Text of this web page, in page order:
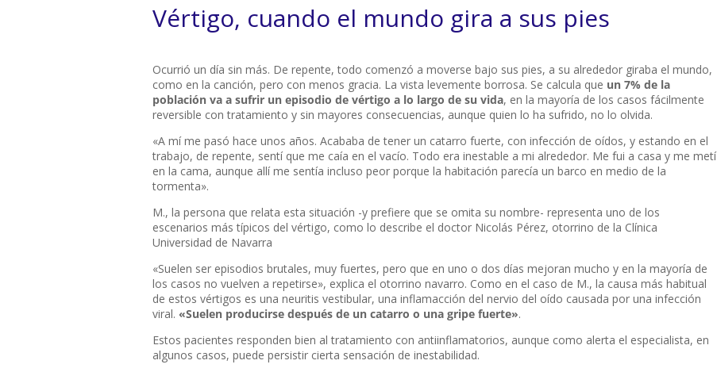
Vértigo, cuando el mundo gira a sus pies
Ocurrió un día sin más. De repente, todo comenzó a moverse bajo sus pies, a su alrededor giraba el mundo,
como en la canción, pero con menos gracia. La vista levemente borrosa. Se calcula que un 7% de la
población va a sufrir un episodio de vértigo a lo largo de su vida, en la mayoría de los casos fácilmente
reversible con tratamiento y sin mayores consecuencias, aunque quien lo ha sufrido, no lo olvida.
«A mí me pasó hace unos años. Acababa de tener un catarro fuerte, con infección de oídos, y estando en el
trabajo, de repente, sentí que me caía en el vacío. Todo era inestable a mi alrededor. Me fui a casa y me metí
en la cama, aunque allí me sentía incluso peor porque la habitación parecía un barco en medio de la
tormenta».
M., la persona que relata esta situación -y prefiere que se omita su nombre- representa uno de los
escenarios más típicos del vértigo, como lo describe el doctor Nicolás Pérez, otorrino de la Clínica
Universidad de Navarra
«Suelen ser episodios brutales, muy fuertes, pero que en uno o dos días mejoran mucho y en la mayoría de
los casos no vuelven a repetirse», explica el otorrino navarro. Como en el caso de M., la causa más habitual
de estos vértigos es una neuritis vestibular, una inflamacción del nervio del oído causada por una infección
viral. «Suelen producirse después de un catarro o una gripe fuerte».
Estos pacientes responden bien al tratamiento con antiinflamatorios, aunque como alerta el especialista, en
algunos casos, puede persistir cierta sensación de inestabilidad.